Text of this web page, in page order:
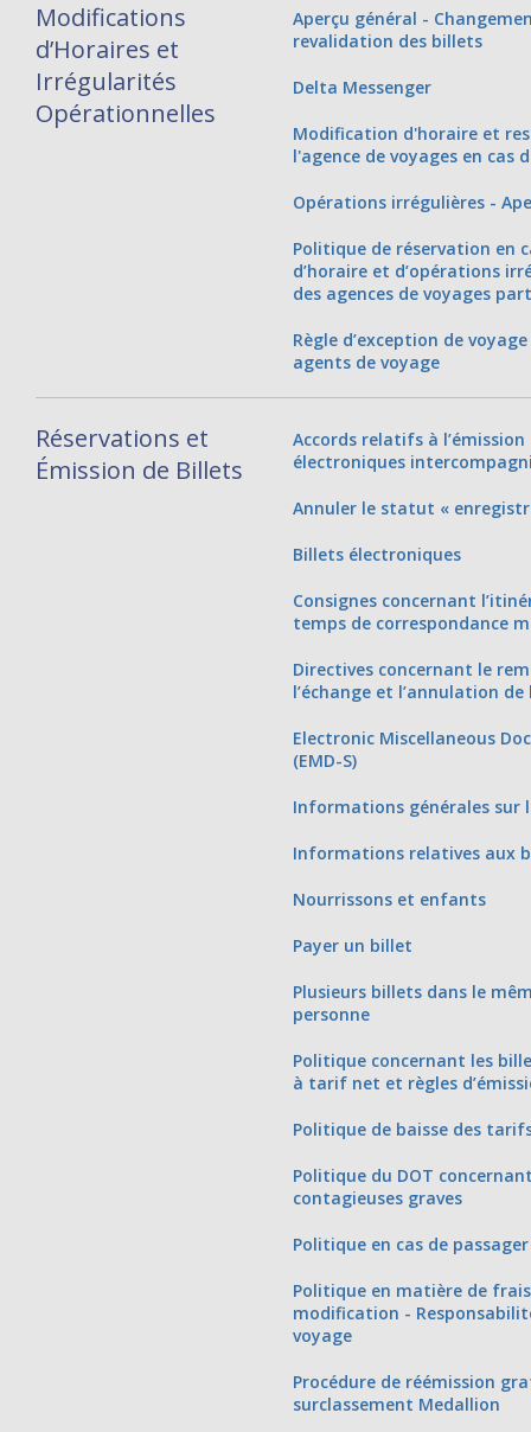
Modifications
d’Horaires et
Irrégularités
Opérationnelles
Aperçu général -
revalidation des billets
Delta Messenger
Modification d'horaire et
l'agence de voyages en cas
Opérations irrégulières -
Politique de réservation en
d’horaire et d’opérations
des agences de voyages
Règle d’exception de
agents de voyage
Réservations et
Émission de Billets
Accords relatifs à
électroniques
Annuler le statut «
Billets électroniques
Consignes concernant
temps de correspondance
Directives concernant le
l’échange et l’annulation
Electronic Miscellaneous
(EMD-S)
Informations générales sur
Informations relatives aux
Nourrissons et enfants
Payer un billet
Plusieurs billets dans le
personne
Politique concernant les
à tarif net et règles
Politique de baisse des
Politique du DOT
contagieuses graves
Politique en cas de
Politique en matière de
modification -
voyage
Procédure de réémission
surclassement Medallion